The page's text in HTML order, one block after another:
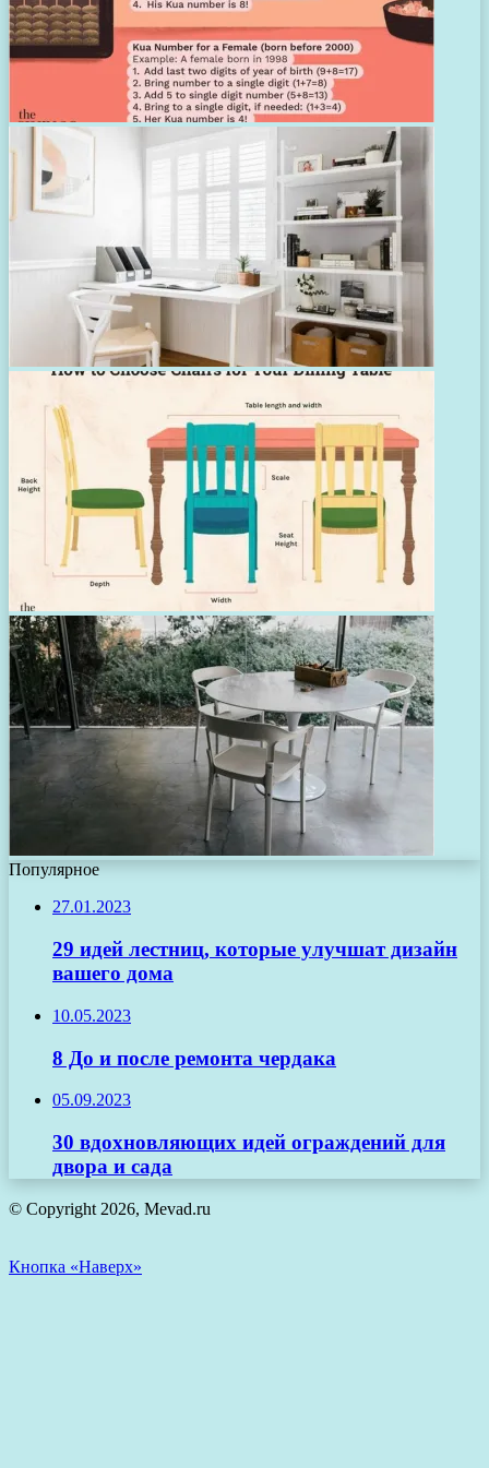
Популярное
27.01.2023
29 идей лестниц, которые улучшат дизайн
вашего дома
10.05.2023
8 До и после ремонта чердака
05.09.2023
30 вдохновляющих идей ограждений для
двора и сада
© Copyright 2026, Mevad.ru
Кнопка «Наверх»